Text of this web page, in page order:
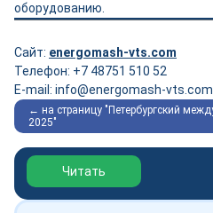
оборудованию.
Сайт: energomash-vts.com
Телефон: +7 48751 510 52
E-mail: info@energomash-vts.com
← на страницу "Петербургский
2025"
Обзор выставки
Читать